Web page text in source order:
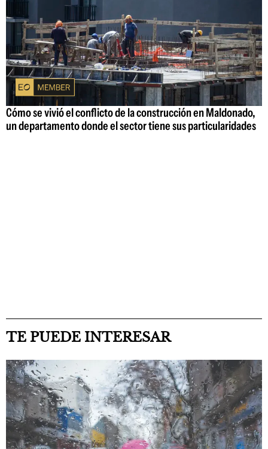
Cómo se vivió el conflicto de la construcción en Maldonado,
un departamento donde el sector tiene sus particularidades
TE PUEDE INTERESAR